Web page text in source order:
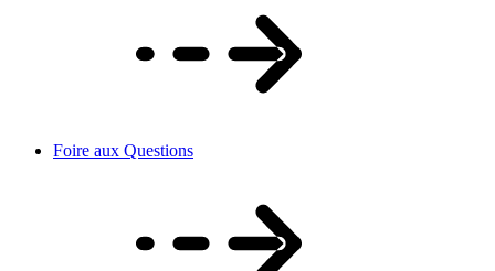
Foire aux Questions